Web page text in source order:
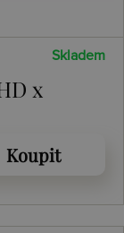
Skladem
x
Koupit